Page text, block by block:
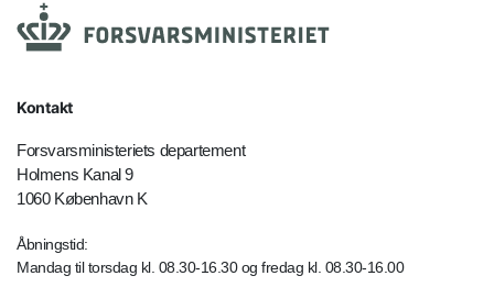
Kontakt
Forsvarsministeriets departement
Holmens Kanal 9
1060 København K
Åbningstid:
Mandag til torsdag kl. 08.30-16.30 og fredag kl. 08.30-16.00